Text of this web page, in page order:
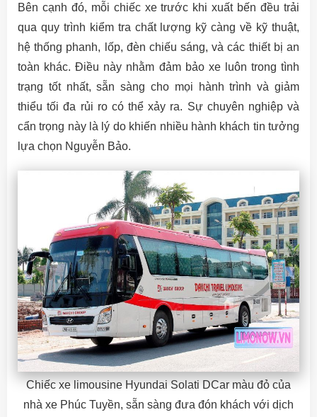
Bên cạnh đó, mỗi chiếc xe trước khi xuất bến đều trải
qua quy trình kiểm tra chất lượng kỹ càng về kỹ thuật,
hệ thống phanh, lốp, đèn chiếu sáng, và các thiết bị an
toàn khác. Điều này nhằm đảm bảo xe luôn trong tình
trạng tốt nhất, sẵn sàng cho mọi hành trình và giảm
thiểu tối đa rủi ro có thể xảy ra. Sự chuyên nghiệp và
cẩn trọng này là lý do khiến nhiều hành khách tin tưởng
lựa chọn Nguyễn Bảo.
Chiếc xe limousine Hyundai Solati DCar màu đỏ của
nhà xe Phúc Tuyền, sẵn sàng đưa đón khách với dịch